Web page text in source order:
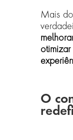
Mais
O